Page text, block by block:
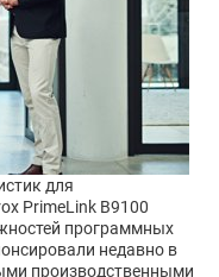
для
PrimeLink B9100
программных
недавно в
производственными